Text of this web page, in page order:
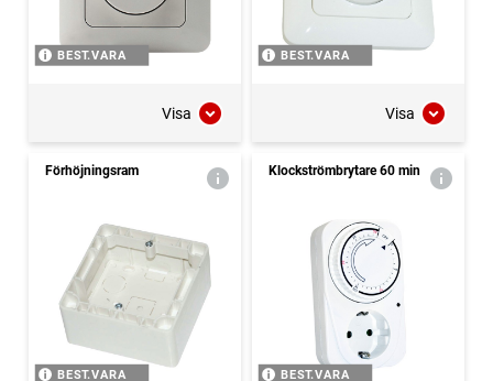
BEST.VARA
Visa
BEST.VARA
Visa
Förhöjningsram
BEST.VARA
Klockströmbrytare 60 min
BEST.VARA